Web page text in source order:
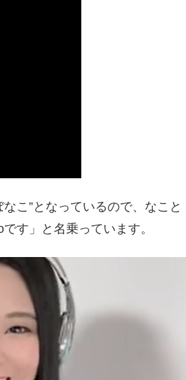
こ”となっているので、なこと
す」と名乗っています。